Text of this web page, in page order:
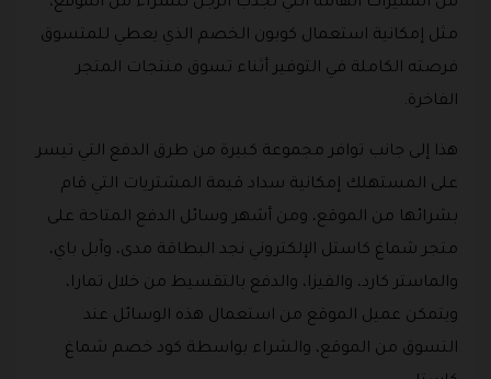
من المميزات الهامة التي تجذب الرجل للشراء من الموقع،
مثل إمكانية استعمال كوبون الخصم الذي يعطي للمتسوق
فرصته الكاملة في التوفير أثناء تسوق منتجات المتجر
الفاخرة.
هذا إلى جانب توافر مجموعة كبيرة من طرق الدفع التي تيسر
على المستهلك إمكانية سداد قيمة المشتريات التي قام
بشرائها من الموقع، ومن أشهر وسائل الدفع المتاحة على
متجر شماغ كاستل الإلكتروني نجد البطاقة مدى، وآبل باي،
والماستر كارد، والفيزا، والدفع بالتقسيط من خلال تمارا،
ويتمكن عميل الموقع من استعمال هذه الوسائل عند
التسوق من الموقع، والشراء بواسطة كود خصم شماغ